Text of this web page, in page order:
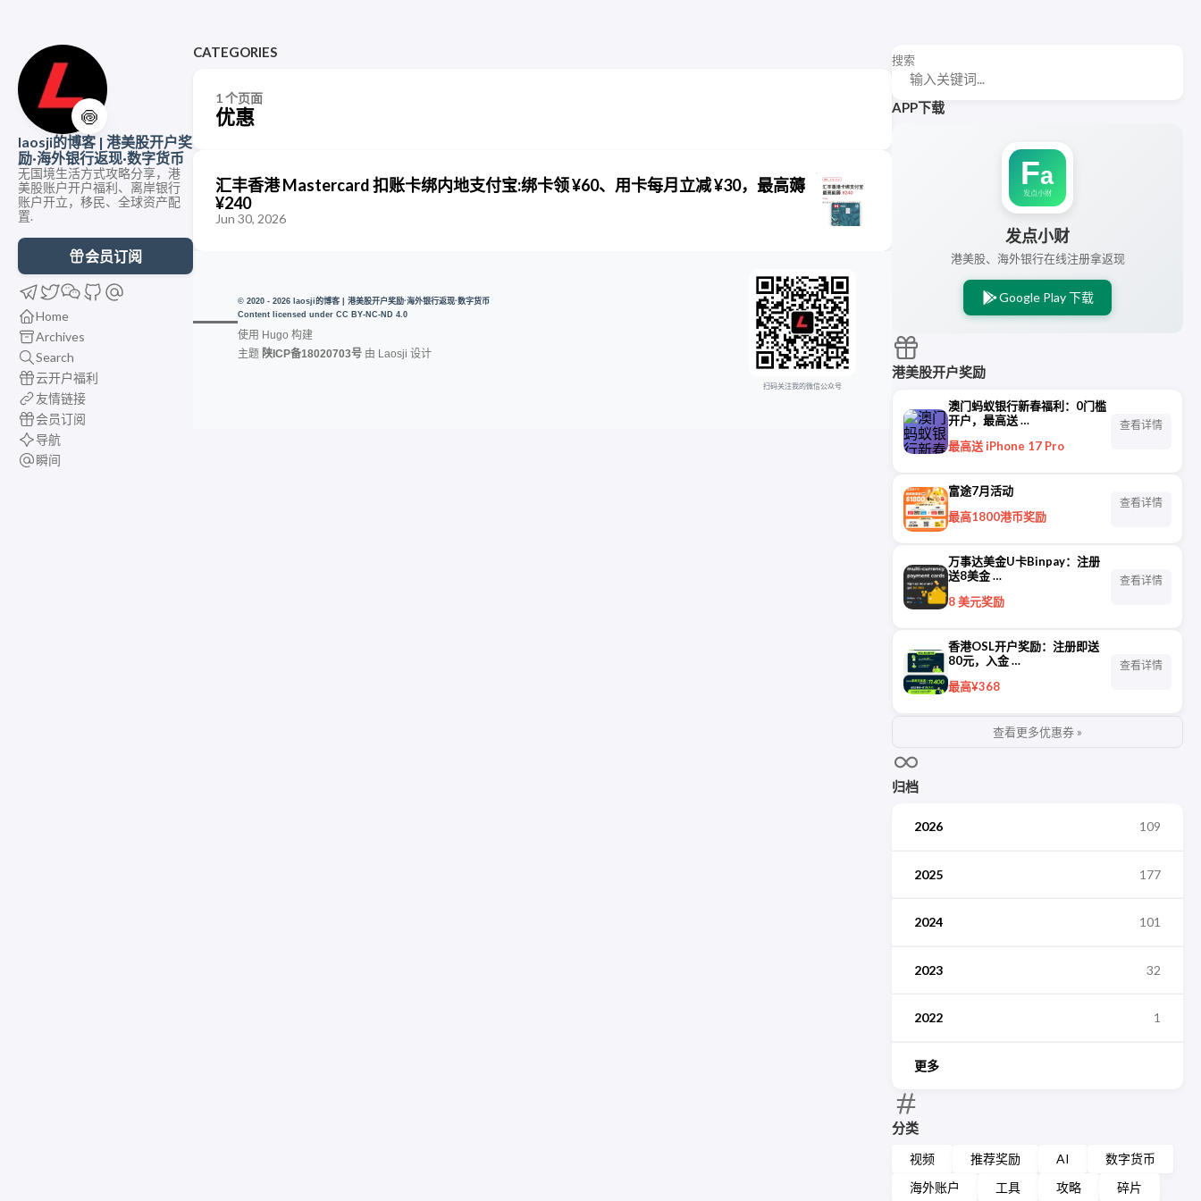
🍥
laosji的博客 | 港美股开户奖
励·海外银行返现·数字货币
无国境生活方式攻略分享，港
美股账户开户福利、离岸银行
账户开立，移民、全球资产配
置.
会员订阅
Home
Archives
Search
云开户福利
友情链接
会员订阅
导航
瞬间
搜索
APP下载
发点小财
港美股、海外银行在线注册拿返现
Google Play 下载
港美股开户奖励
澳门蚂蚁银行新春福利：0门槛
开户，最高送 …
最高送 iPhone 17 Pro
查看详情
富途7月活动
最高1800港币奖励
查看详情
万事达美金U卡Binpay：注册
送8美金 …
8 美元奖励
查看详情
香港OSL开户奖励：注册即送
80元，入金 …
最高¥368
查看详情
查看更多优惠券 »
归档
2026 109
2025 177
2024 101
2023 32
2022 1
更多
分类
视频 推荐奖励 AI
数字货币
海外账户
工具 攻略 碎片
CATEGORIES
1 个页面
优惠
汇丰香港 Mastercard 扣账卡绑内地支付宝:绑卡领 ¥60、用卡每月立减 ¥30，最高薅
¥240
Jun 30, 2026
© 2020 - 2026 laosji的博客 | 港美股开户奖励·海外银行返现·数字货币
Content licensed under CC BY-NC-ND 4.0
使用 Hugo 构建
主题 陕ICP备18020703号由 Laosji 设计
扫码关注我的微信公众号